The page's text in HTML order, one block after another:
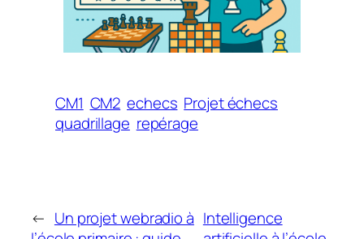
CM1 CM2 echecs Projet échecs
quadrillage repérage
← Un projet webradio à Intelligence